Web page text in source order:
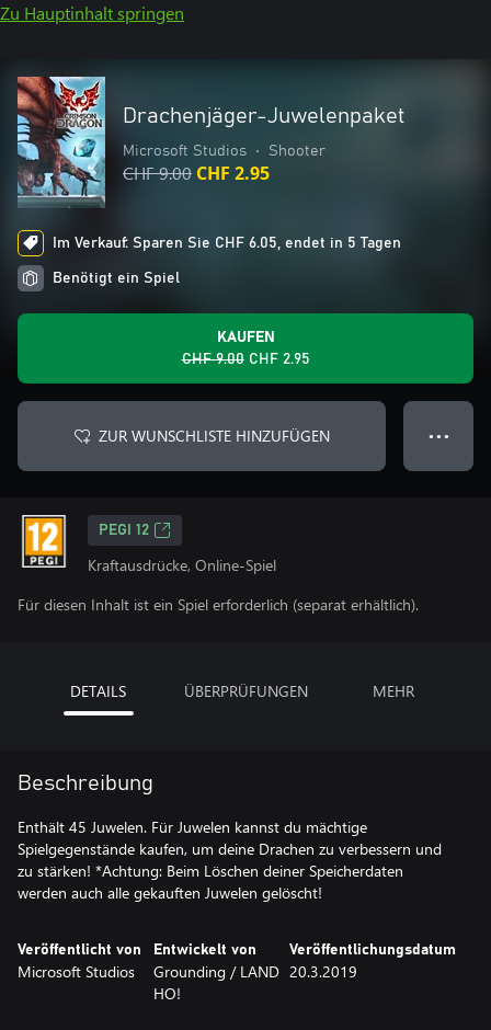
Zu Hauptinhalt springen
Drachenjäger-Juwelenpaket
Microsoft Studios • Shooter
CHF 9.00 CHF 2.95
Im Verkauf: Sparen Sie CHF 6.05, endet in 5 Tagen
Benötigt ein Spiel
KAUFEN
CHF 9.00 CHF 2.95
ZUR WUNSCHLISTE HINZUFÜGEN ● ● ●
PEGI 12
Kraftausdrücke, Online-Spiel
Für diesen Inhalt ist ein Spiel erforderlich (separat erhältlich).
DETAILS ÜBERPRÜFUNGEN MEHR
Beschreibung
Enthält 45 Juwelen. Für Juwelen kannst du mächtige
Spielgegenstände kaufen, um deine Drachen zu verbessern und
zu stärken! *Achtung: Beim Löschen deiner Speicherdaten
werden auch alle gekauften Juwelen gelöscht!
Veröffentlicht von
Microsoft Studios
Entwickelt von
Grounding / LAND
HO!
Veröffentlichungsdatum
20.3.2019